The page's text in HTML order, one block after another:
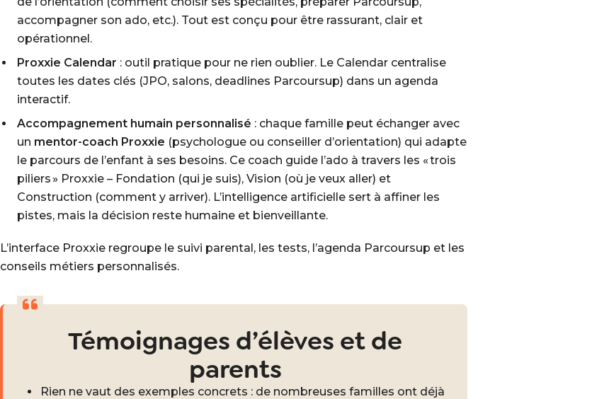
accompagner son ado, etc.). Tout est conçu pour être rassurant, clair et
opérationnel.
Proxxie Calendar : outil pratique pour ne rien oublier. Le Calendar centralise
toutes les dates clés (JPO, salons, deadlines Parcoursup) dans un agenda
interactif.
Accompagnement humain personnalisé : chaque famille peut échanger avec
un mentor-coach Proxxie (psychologue ou conseiller d’orientation) qui adapte
le parcours de l’enfant à ses besoins. Ce coach guide l’ado à travers les « trois
piliers » Proxxie – Fondation (qui je suis), Vision (où je veux aller) et
Construction (comment y arriver). L’intelligence artificielle sert à affiner les
pistes, mais la décision reste humaine et bienveillante.
L’interface Proxxie regroupe le suivi parental, les tests, l’agenda Parcoursup et les
conseils métiers personnalisés.
Témoignages d’élèves et de
parents
Rien ne vaut des exemples concrets : de nombreuses familles ont déjà